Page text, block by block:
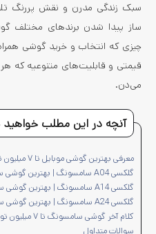
سبک زندگی مدرن و نقش پررنگ
ساز پیدا شدن برندهای مختلف
چیزی که انتخاب و خرید گوشی
قیمتی و قابلیت‌های متنوعیه که هر
می‌دن.
آنچه در این مطلب خواهید
معرفی بهترین گوشی موبایل تا ۷ میلیون تومان
گلکسی A04 سامسونگ | بهترین گوشی سامسونگ تا ۷ میلیون تومان
گلکسی A14 سامسونگ | بهترین گوشی سامسونگ تا ۷ میلیون تومان
گلکسی A24 سامسونگ | بهترین گوشی سامسونگ تا ۷ میلیون تومان
کلام آخر گوشی سامسونگ تا ۷ میلیون تومان
سوالات متداول